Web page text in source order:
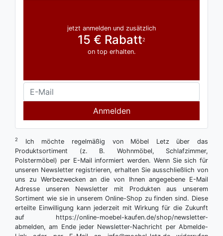
jetzt anmelden und zusätzlich
15 € Rabatt2
on top erhalten.
Anmelden
2
Ich möchte regelmäßig von Möbel Letz über das
Produktsortiment (z. B. Wohnmöbel, Schlafzimmer,
Polstermöbel) per E-Mail informiert werden. Wenn Sie sich für
unseren Newsletter registrieren, erhalten Sie ausschließlich von
uns zu Werbezwecken an die von Ihnen angegebene E-Mail
Adresse unseren Newsletter mit Produkten aus unserem
Sortiment wie sie in unserem Online-Shop zu finden sind. Diese
erteilte Einwilligung kann jederzeit mit Wirkung für die Zukunft
auf https://online-moebel-kaufen.de/shop/newsletter-
abmelden, am Ende jeder Newsletter-Nachricht per Abmelde-